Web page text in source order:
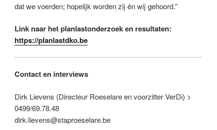
dat we voerden; hopelijk worden zij én wij gehoord.”
Link naar het planlastonderzoek en resultaten:
https://planlastdko.be
Contact en interviews
Dirk Lievens (Directeur Roeselare en voorzitter VerDi) >
0499/69.78.48
dirk.lievens@staproeselare.be